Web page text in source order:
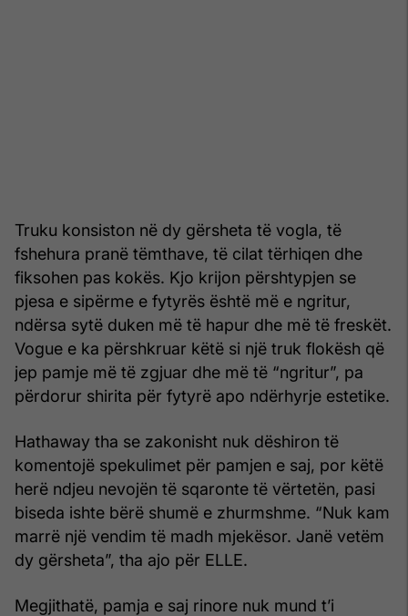
Truku konsiston në dy gërsheta të vogla, të
fshehura pranë tëmthave, të cilat tërhiqen dhe
fiksohen pas kokës. Kjo krijon përshtypjen se
pjesa e sipërme e fytyrës është më e ngritur,
ndërsa sytë duken më të hapur dhe më të freskët.
Vogue e ka përshkruar këtë si një truk flokësh që
jep pamje më të zgjuar dhe më të “ngritur”, pa
përdorur shirita për fytyrë apo ndërhyrje estetike.
Hathaway tha se zakonisht nuk dëshiron të
komentojë spekulimet për pamjen e saj, por këtë
herë ndjeu nevojën të sqaronte të vërtetën, pasi
biseda ishte bërë shumë e zhurmshme. “Nuk kam
marrë një vendim të madh mjekësor. Janë vetëm
dy gërsheta”, tha ajo për ELLE.
Megjithatë, pamja e saj rinore nuk mund t’i